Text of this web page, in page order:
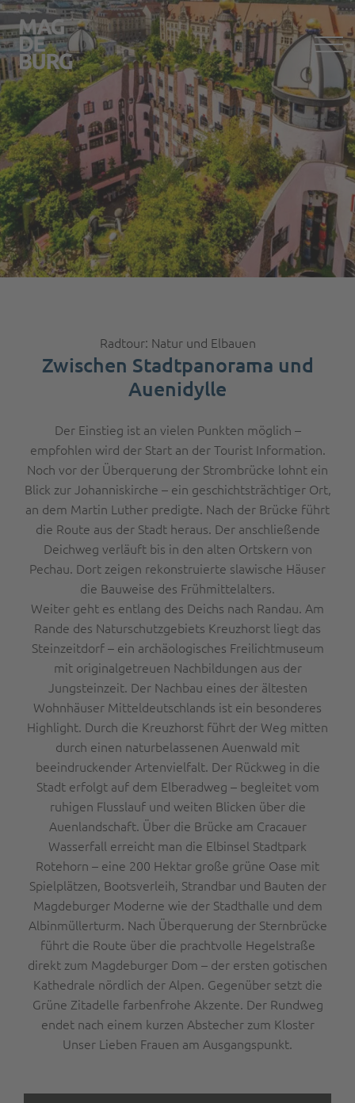
Radtour: Natur und Elbauen
Zwischen Stadtpanorama und
Auenidylle
Der Einstieg ist an vielen Punkten möglich –
empfohlen wird der Start an der Tourist Information.
Noch vor der Überquerung der Strombrücke lohnt ein
Blick zur Johanniskirche – ein geschichtsträchtiger Ort,
an dem Martin Luther predigte. Nach der Brücke führt
die Route aus der Stadt heraus. Der anschließende
Deichweg verläuft bis in den alten Ortskern von
Pechau. Dort zeigen rekonstruierte slawische Häuser
die Bauweise des Frühmittelalters.
Weiter geht es entlang des Deichs nach Randau. Am
Rande des Naturschutzgebiets Kreuzhorst liegt das
Steinzeitdorf – ein archäologisches Freilichtmuseum
mit originalgetreuen Nachbildungen aus der
Jungsteinzeit. Der Nachbau eines der ältesten
Wohnhäuser Mitteldeutschlands ist ein besonderes
Highlight. Durch die Kreuzhorst führt der Weg mitten
durch einen naturbelassenen Auenwald mit
beeindruckender Artenvielfalt. Der Rückweg in die
Stadt erfolgt auf dem Elberadweg – begleitet vom
ruhigen Flusslauf und weiten Blicken über die
Auenlandschaft. Über die Brücke am Cracauer
Wasserfall erreicht man die Elbinsel Stadtpark
Rotehorn – eine 200 Hektar große grüne Oase mit
Spielplätzen, Bootsverleih, Strandbar und Bauten der
Magdeburger Moderne wie der Stadthalle und dem
Albinmüllerturm. Nach Überquerung der Sternbrücke
führt die Route über die prachtvolle Hegelstraße
direkt zum Magdeburger Dom – der ersten gotischen
Kathedrale nördlich der Alpen. Gegenüber setzt die
Grüne Zitadelle farbenfrohe Akzente. Der Rundweg
endet nach einem kurzen Abstecher zum Kloster
Unser Lieben Frauen am Ausgangspunkt.